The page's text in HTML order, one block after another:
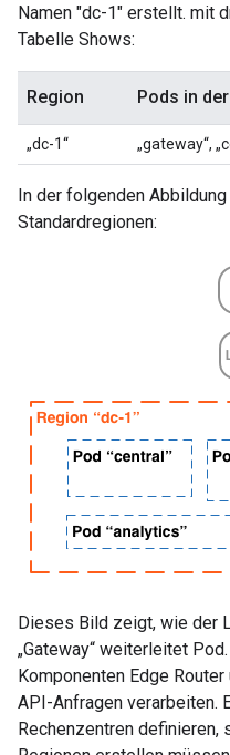
Namen "dc-1" erstellt. mit
Tabelle Shows:
Region Pods in
„dc-1“ „gateway“,
In der folgenden
Standardregionen:
Dieses Bild zeigt, wie der
„Gateway“ weiterleitet
Komponenten Edge
API-Anfragen verarbeiten.
Rechenzentren